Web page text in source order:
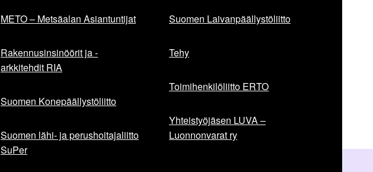
METO – Metsäalan Asiantuntijat
Rakennusinsinöörit ja -
arkkitehdit RIA
Suomen Konepäällystöliitto
Suomen lähi- ja perushoitajaliitto
SuPer
Suomen Laivanpäällystöliitto
Tehy
Toimihenkilöliitto ERTO
Yhteistyöjäsen LUVA –
Luonnonvarat ry